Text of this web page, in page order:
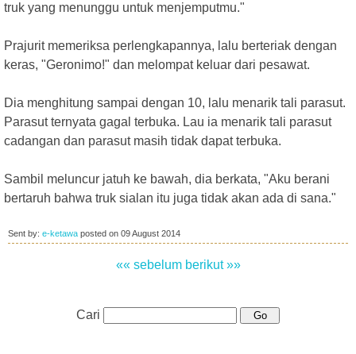
truk yang menunggu untuk menjemputmu."
Prajurit memeriksa perlengkapannya, lalu berteriak dengan
keras, "Geronimo!" dan melompat keluar dari pesawat.
Dia menghitung sampai dengan 10, lalu menarik tali parasut.
Parasut ternyata gagal terbuka. Lau ia menarik tali parasut
cadangan dan parasut masih tidak dapat terbuka.
Sambil meluncur jatuh ke bawah, dia berkata, "Aku berani
bertaruh bahwa truk sialan itu juga tidak akan ada di sana."
Sent by: e-ketawa posted on 09 August 2014
«« sebelum berikut »»
Cari